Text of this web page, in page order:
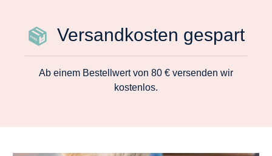
Versandkosten gespart
Ab einem Bestellwert von 80 € versenden wir
kostenlos.